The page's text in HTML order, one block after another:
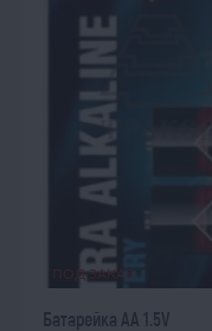
ПОД ЗАКАЗ
Батарейка AA 1.5V